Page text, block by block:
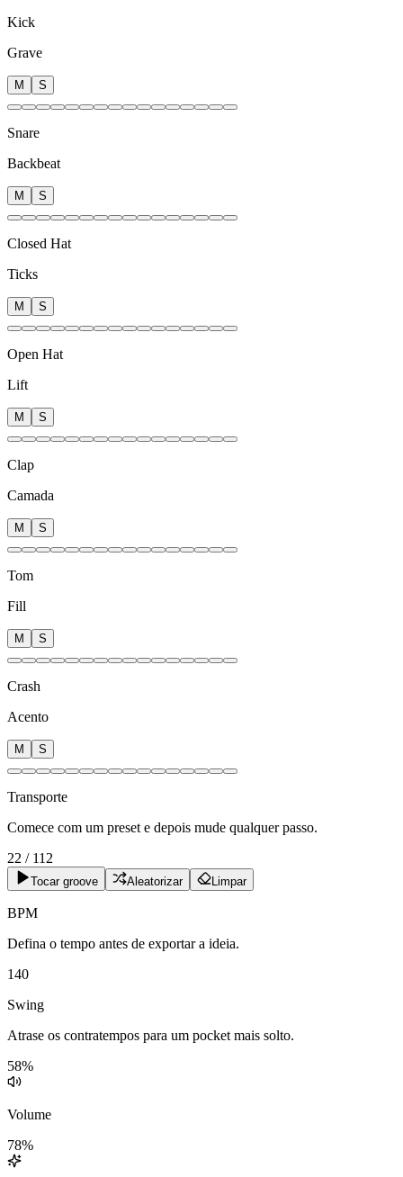
Kick
Grave
M S
Snare
Backbeat
M S
Closed Hat
Ticks
M S
Open Hat
Lift
M S
Clap
Camada
M S
Tom
Fill
M S
Crash
Acento
M S
Transporte
Comece com um preset e depois mude qualquer passo.
22 / 112
Tocar groove Aleatorizar Limpar
BPM
Defina o tempo antes de exportar a ideia.
140
Swing
Atrase os contratempos para um pocket mais solto.
58%
Volume
78%